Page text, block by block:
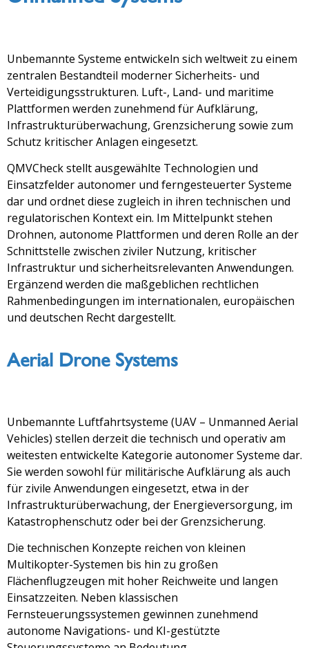
Unbemannte Systeme entwickeln sich weltweit zu einem
zentralen Bestandteil moderner Sicherheits- und
Verteidigungsstrukturen. Luft-, Land- und maritime
Plattformen werden zunehmend für Aufklärung,
Infrastrukturüberwachung, Grenzsicherung sowie zum
Schutz kritischer Anlagen eingesetzt.
QMVCheck stellt ausgewählte Technologien und
Einsatzfelder autonomer und ferngesteuerter Systeme
dar und ordnet diese zugleich in ihren technischen und
regulatorischen Kontext ein. Im Mittelpunkt stehen
Drohnen, autonome Plattformen und deren Rolle an der
Schnittstelle zwischen ziviler Nutzung, kritischer
Infrastruktur und sicherheitsrelevanten Anwendungen.
Ergänzend werden die maßgeblichen rechtlichen
Rahmenbedingungen im internationalen, europäischen
und deutschen Recht dargestellt.
Aerial Drone Systems
Unbemannte Luftfahrtsysteme (UAV – Unmanned Aerial
Vehicles) stellen derzeit die technisch und operativ am
weitesten entwickelte Kategorie autonomer Systeme dar.
Sie werden sowohl für militärische Aufklärung als auch
für zivile Anwendungen eingesetzt, etwa in der
Infrastrukturüberwachung, der Energieversorgung, im
Katastrophenschutz oder bei der Grenzsicherung.
Die technischen Konzepte reichen von kleinen
Multikopter-Systemen bis hin zu großen
Flächenflugzeugen mit hoher Reichweite und langen
Einsatzzeiten. Neben klassischen
Fernsteuerungssystemen gewinnen zunehmend
autonome Navigations- und KI-gestützte